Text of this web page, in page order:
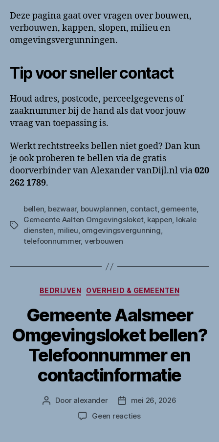
Deze pagina gaat over vragen over bouwen,
verbouwen, kappen, slopen, milieu en
omgevingsvergunningen.
Tip voor sneller contact
Houd adres, postcode, perceelgegevens of
zaaknummer bij de hand als dat voor jouw
vraag van toepassing is.
Werkt rechtstreeks bellen niet goed? Dan kun
je ook proberen te bellen via de gratis
doorverbinder van Alexander vanDijl.nl via020
262 1789.
Tags
bellen, bezwaar, bouwplannen, contact, gemeente,
Gemeente Aalten Omgevingsloket, kappen, lokale
diensten, milieu, omgevingsvergunning,
telefoonnummer, verbouwen
Categorieën
BEDRIJVEN OVERHEID & GEMEENTEN
Gemeente Aalsmeer
Omgevingsloket bellen?
Telefoonnummer en
contactinformatie
Berichtauteur
Door alexander Berichtdatum
mei 26, 2026
Geen reactiesop